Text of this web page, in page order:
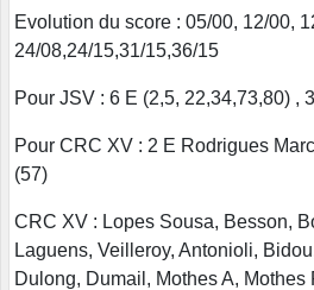
Evolution du score : 05/00, 12/00,
24/08,24/15,31/15,36/15
Pour JSV : 6 E (2,5, 22,34,73,80) ,
Pour CRC XV : 2 E Rodrigues
(57)
CRC XV : Lopes Sousa, Besson,
Laguens, Veilleroy, Antonioli,
Dulong, Dumail, Mothes A,